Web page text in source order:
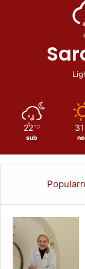
22 ℃
sub
31